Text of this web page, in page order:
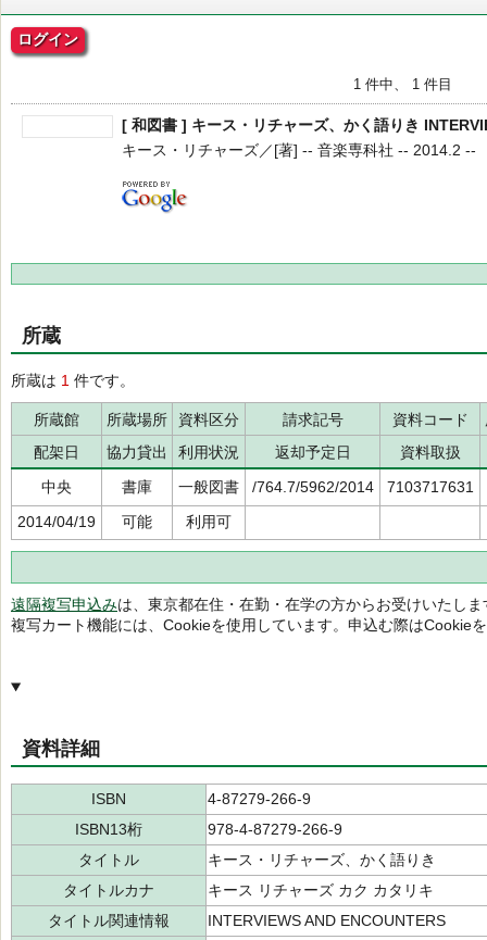
ログイン
1 件中、 1 件目
[ 和図書 ] キース・リチャーズ、かく語りき
キース・リチャーズ／[著] -- 音楽専科社 -- 2014.2 --
所蔵
所蔵は 1 件です。
所蔵館 所蔵場所 資料区分 請求記号 資料コード
配架日
協力貸出 利用状況 返却予定日
資料取扱
中央
書庫 一般図書 /764.7/5962/2014
7103717631
2014/04/19
可能 利用可
遠隔複写申込みは、東京都在住・在勤・在学の方からお受けいたしま
複写カート機能には、Cookieを使用しています。申込む際はCookie
資料詳細
ISBN
4-87279-266-9
ISBN13桁
978-4-87279-266-9
タイトル
キース・リチャーズ、かく語りき
タイトルカナ
キース リチャーズ カク カタリキ
タイトル関連情報
INTERVIEWS AND ENCOUNTERS